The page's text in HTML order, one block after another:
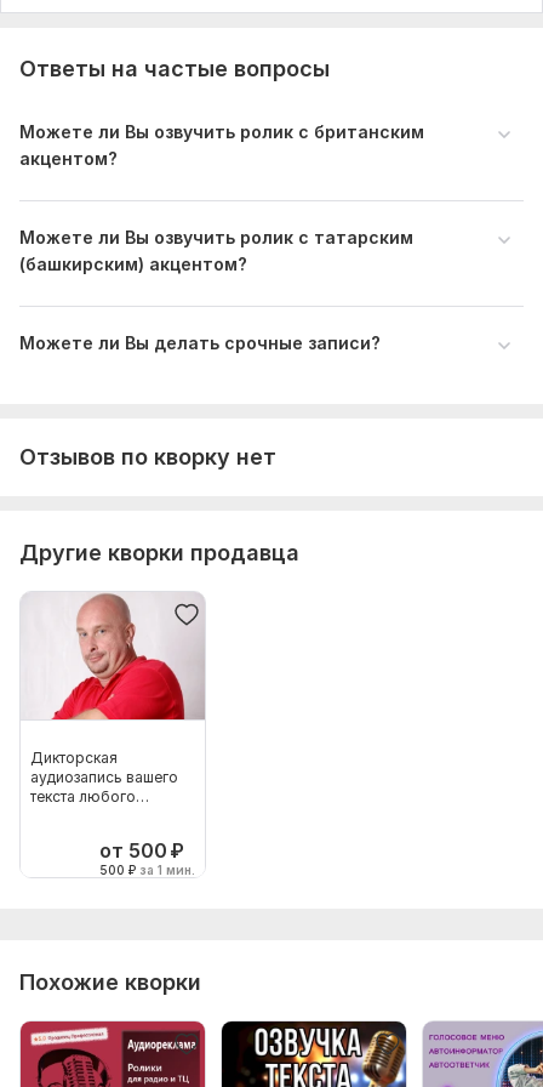
Ответы на частые вопросы
Можете ли Вы озвучить ролик с британским
акцентом?
Можете ли Вы озвучить ролик с татарским
(башкирским) акцентом?
Можете ли Вы делать срочные записи?
Отзывов по кворку нет
Другие кворки продавца
Дикторская
аудиозапись вашего
текста любого
от 500 ₽
500 ₽ за 1 мин.
Похожие кворки